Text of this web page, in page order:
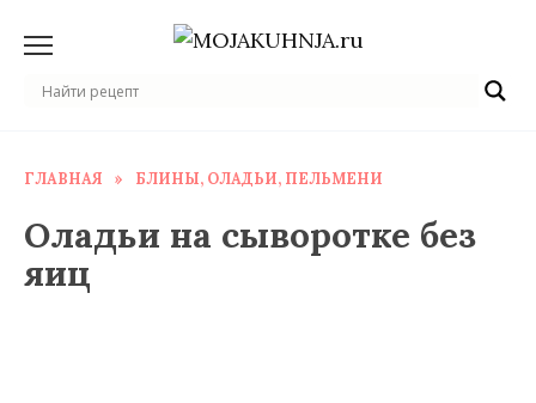
содержанию
ГЛАВНАЯ » БЛИНЫ, ОЛАДЬИ, ПЕЛЬМЕНИ
Оладьи на сыворотке без
яиц